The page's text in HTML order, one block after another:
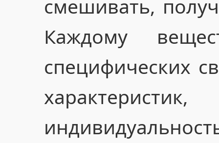
смешивать,
Каждому
специфических